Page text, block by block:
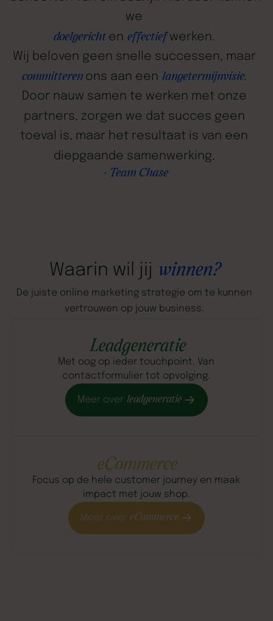
we
doelgericht en effectief werken.
Wij beloven geen snelle successen, maar
committeren ons aan een langetermijnvisie.
Door nauw samen te werken met onze
partners, zorgen we dat succes geen
toeval is, maar het resultaat is van een
diepgaande samenwerking.
- Team Chase
Waarin wil jij winnen?
De juiste online marketing strategie om te kunnen
vertrouwen op jouw business.
Leadgeneratie
Met oog op ieder touchpoint. Van
contactformulier tot opvolging.
Meer over leadgeneratie
eCommerce
Focus op de hele customer journey en maak
impact met jouw shop.
Meer over eCommerce